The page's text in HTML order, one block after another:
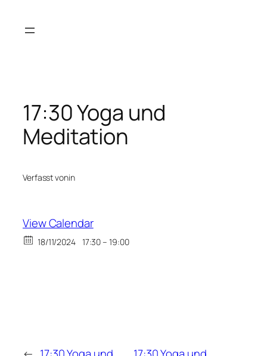
Inhalt
17:30 Yoga und
Meditation
Verfasst vonin
View Calendar
18/11/2024 17:30 – 19:00